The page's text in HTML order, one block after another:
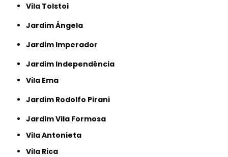
Vila Tolstoi
Jardim Ângela
Jardim Imperador
Jardim Independência
Vila Ema
Jardim Rodolfo Pirani
Jardim Vila Formosa
Vila Antonieta
Vila Rica